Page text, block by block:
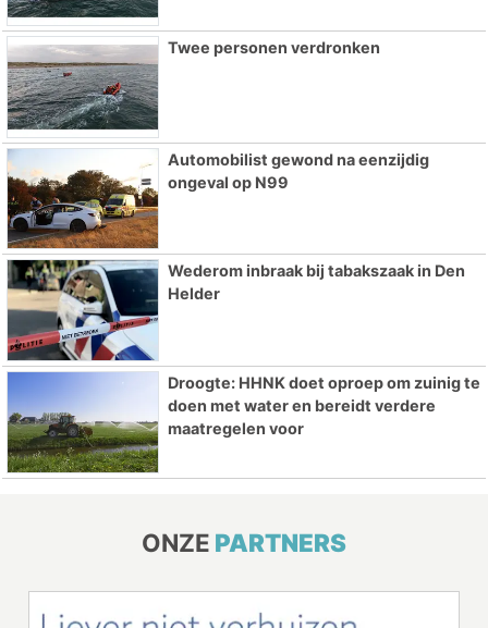
Twee personen verdronken
Automobilist gewond na eenzijdig
ongeval op N99
Wederom inbraak bij tabakszaak in Den
Helder
Droogte: HHNK doet oproep om zuinig te
doen met water en bereidt verdere
maatregelen voor
ONZE PARTNERS